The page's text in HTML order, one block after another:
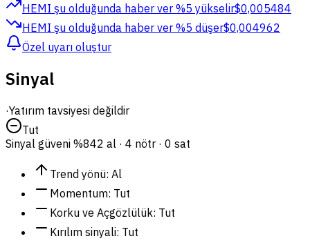
HEMI şu olduğunda haber ver %5 yükselir$0,005484
HEMI şu olduğunda haber ver %5 düşer$0,004962
Özel uyarı oluştur
Sinyal
·Yatırım tavsiyesi değildir
Tut
Sinyal güveni %842 al · 4 nötr · 0 sat
Trend yönü: Al
Momentum: Tut
Korku ve Açgözlülük: Tut
Kırılım sinyali: Tut